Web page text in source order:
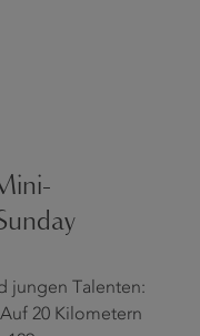
jungen Talenten:
20 Kilometern